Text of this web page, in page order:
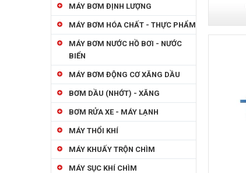
MÁY BƠM ĐỊNH LƯỢNG
MÁY BƠM HÓA CHẤT - THỰC PHẨM
MÁY BƠM NƯỚC HỒ BƠI - NƯỚC
BIỂN
MÁY BƠM ĐỘNG CƠ XĂNG DẦU
BƠM DẦU (NHỚT) - XĂNG
BƠM RỬA XE - MÁY LẠNH
MÁY THỔI KHÍ
MÁY KHUẤY TRỘN CHÌM
MÁY SỤC KHÍ CHÌM